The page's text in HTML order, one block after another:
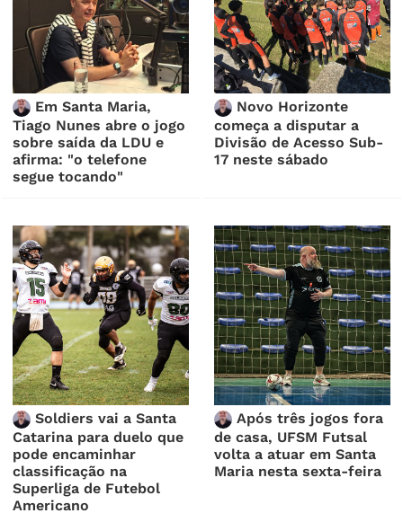
Em Santa Maria,
Tiago Nunes abre o jogo
sobre saída da LDU e
afirma: "o telefone
segue tocando"
Novo Horizonte
começa a disputar a
Divisão de Acesso Sub-
17 neste sábado
Soldiers vai a Santa
Catarina para duelo que
pode encaminhar
classificação na
Superliga de Futebol
Americano
Após três jogos fora
de casa, UFSM Futsal
volta a atuar em Santa
Maria nesta sexta-feira